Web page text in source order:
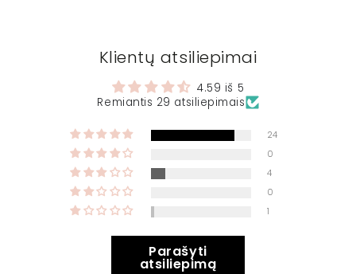
Klientų atsiliepimai
4.59 iš 5
Remiantis 29 atsiliepimais
24
0
4
0
1
Parašyti
atsiliepimą